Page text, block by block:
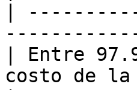
|
| Entre
costo de